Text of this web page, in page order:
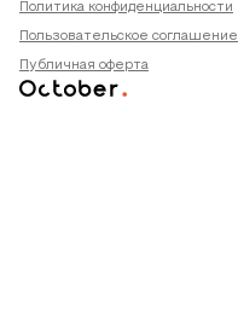
Политика конфиденциальности
Пользовательское соглашение
Публичная оферта